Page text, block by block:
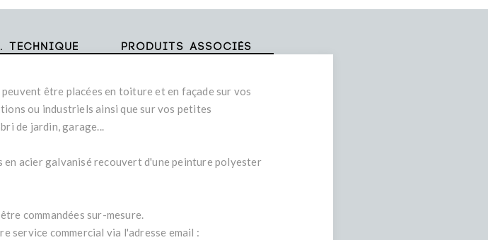
technique Produits associés
être placées en toiture et en façade sur vos
ou industriels ainsi que sur vos petites
de jardin, garage...
acier galvanisé recouvert d'une peinture polyester
commandées sur-mesure.
service commercial via l'adresse email :